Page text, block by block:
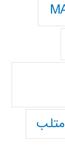
متلب